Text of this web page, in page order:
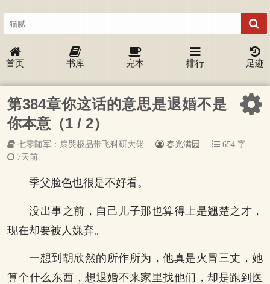
首页 书库 完本 排行 足迹
第384章你这话的意思是退婚不是
你本意（1 / 2）
七零随军：扇哭极品带飞科研大佬 春光满园
654 字
7天前
季父脸色也很是不好看。
没出事之前，自己儿子那也算得上是翘楚之才，
现在却要被人嫌弃。
一想到胡欣然的所作所为，他真是火冒三丈，她
算个什么东西，想退婚不来家里找他们，却是跑到医